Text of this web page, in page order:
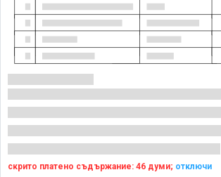
скрито платено съдържание: 46 думи; отключи